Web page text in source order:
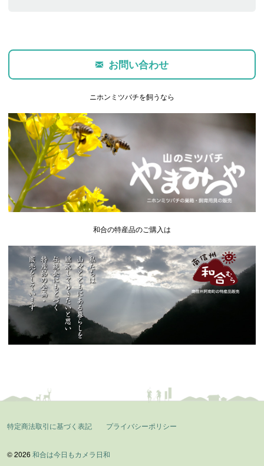
お問い合わせ
ニホンミツバチを飼うなら
和合の特産品のご購入は
特定商法取引に基づく表記 プライバシーポリシー
© 2026 和合は今日もカメラ日和